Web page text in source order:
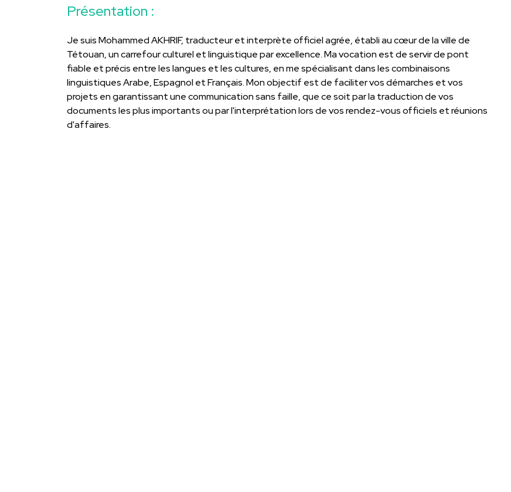
Présentation :
Je suis Mohammed AKHRIF, traducteur et interprète officiel agrée, établi au cœur de la ville de
Tétouan, un carrefour culturel et linguistique par excellence. Ma vocation est de servir de pont
fiable et précis entre les langues et les cultures, en me spécialisant dans les combinaisons
linguistiques Arabe, Espagnol et Français. Mon objectif est de faciliter vos démarches et vos
projets en garantissant une communication sans faille, que ce soit par la traduction de vos
documents les plus importants ou par l'interprétation lors de vos rendez-vous officiels et réunions
d'affaires.